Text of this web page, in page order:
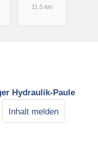
11.5 km
Hydraulik-Paule
Inhalt melden